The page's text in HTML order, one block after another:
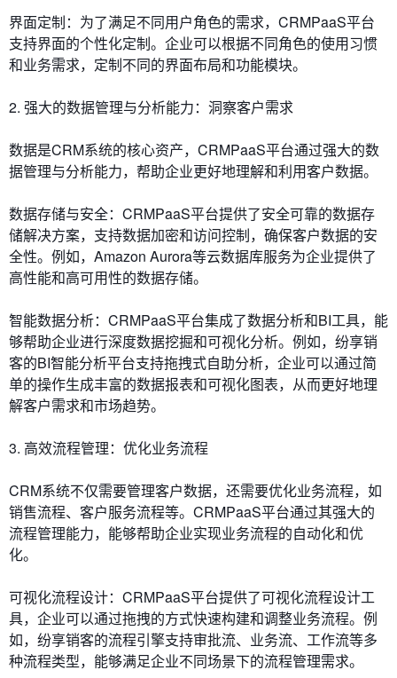
界面定制：为了满足不同用户角色的需求，CRMPaaS平台
支持界面的个性化定制。企业可以根据不同角色的使用习惯
和业务需求，定制不同的界面布局和功能模块。
2. 强大的数据管理与分析能力：洞察客户需求
数据是CRM系统的核心资产，CRMPaaS平台通过强大的数
据管理与分析能力，帮助企业更好地理解和利用客户数据。
数据存储与安全：CRMPaaS平台提供了安全可靠的数据存
储解决方案，支持数据加密和访问控制，确保客户数据的安
全性。例如，Amazon Aurora等云数据库服务为企业提供了
高性能和高可用性的数据存储。
智能数据分析：CRMPaaS平台集成了数据分析和BI工具，能
够帮助企业进行深度数据挖掘和可视化分析。例如，纷享销
客的BI智能分析平台支持拖拽式自助分析，企业可以通过简
单的操作生成丰富的数据报表和可视化图表，从而更好地理
解客户需求和市场趋势。
3. 高效流程管理：优化业务流程
CRM系统不仅需要管理客户数据，还需要优化业务流程，如
销售流程、客户服务流程等。CRMPaaS平台通过其强大的
流程管理能力，能够帮助企业实现业务流程的自动化和优
化。
可视化流程设计：CRMPaaS平台提供了可视化流程设计工
具，企业可以通过拖拽的方式快速构建和调整业务流程。例
如，纷享销客的流程引擎支持审批流、业务流、工作流等多
种流程类型，能够满足企业不同场景下的流程管理需求。